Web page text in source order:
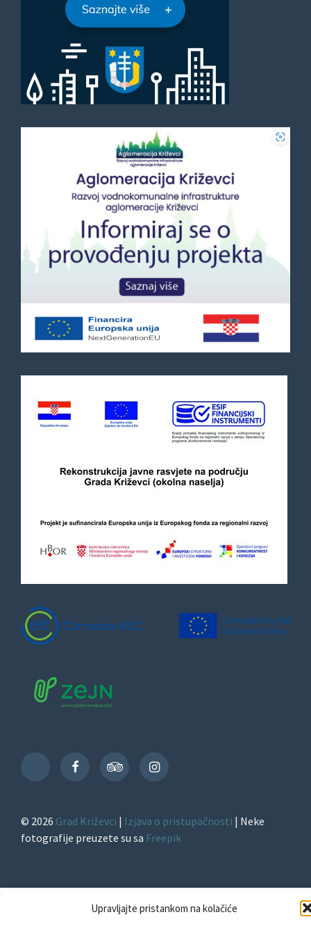
Upravljajte pristankom na kolačiće
TikTok
FacebookTripAdvisorInstagram
© 2026 Grad Križevci | Izjava o pristupačnosti | Neke
fotografije preuzete su sa Freepik